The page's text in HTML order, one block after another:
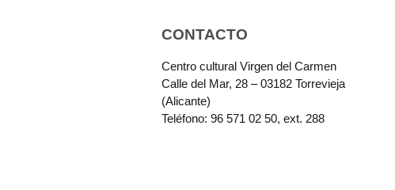
CONTACTO
Centro cultural Virgen del Carmen
Calle del Mar, 28 – 03182 Torrevieja
(Alicante)
Teléfono: 96 571 02 50, ext. 288